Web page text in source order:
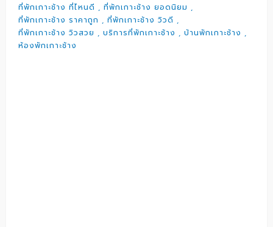
ที่พักเกาะช้าง ที่ไหนดี
ที่พักเกาะช้าง ยอดนิยม
ที่พักเกาะช้าง ราคาถูก
ที่พักเกาะช้าง วิวดี
ที่พักเกาะช้าง วิวสวย
บริการที่พักเกาะช้าง
บ้านพักเกาะช้าง
ห้องพักเกาะช้าง